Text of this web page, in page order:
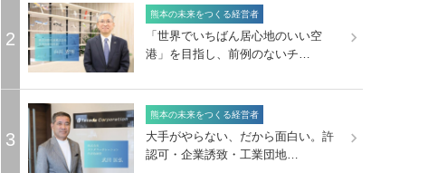
2
熊本の未来をつくる経営者
「世界でいちばん居心地のいい空
港」を目指し、前例のないチ…
3
熊本の未来をつくる経営者
大手がやらない、だから面白い。許
認可・企業誘致・工業団地…